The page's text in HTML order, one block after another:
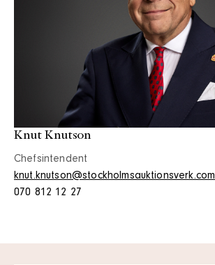
Knut Knutson
Chefsintendent
knut.knutson@stockholmsauktionsverk.com
070 812 12 27